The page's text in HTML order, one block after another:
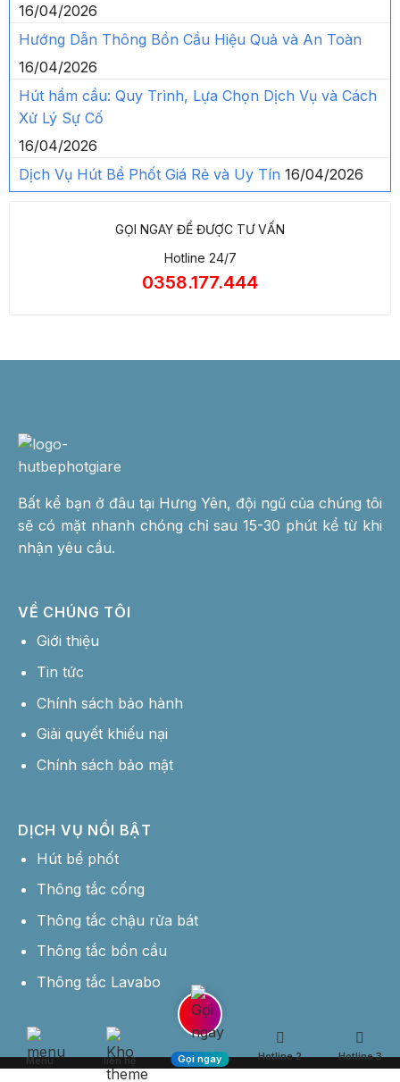
16/04/2026
Hướng Dẫn Thông Bồn Cầu Hiệu Quả và An Toàn
16/04/2026
Hút hầm cầu: Quy Trình, Lựa Chọn Dịch Vụ và Cách
Xử Lý Sự Cố
16/04/2026
Dịch Vụ Hút Bể Phốt Giá Rẻ và Uy Tín 16/04/2026
GỌI NGAY ĐỂ ĐƯỢC TƯ VẤN
Hotline 24/7
0358.177.444
Bất kể bạn ở đâu tại Hưng Yên, đội ngũ của chúng tôi
sẽ có mặt nhanh chóng chỉ sau 15-30 phút kể từ khi
nhận yêu cầu.
VỀ CHÚNG TÔI
Giới thiệu
Tin tức
Chính sách bảo hành
Giải quyết khiếu nại
Chính sách bảo mật
DỊCH VỤ NỔI BẬT
Hút bể phốt
Thông tắc cống
Thông tắc chậu rửa bát
Thông tắc bồn cầu
Thông tắc Lavabo
Hotline: 0358 177 444
Menu liên hệ Gọi ngay Hotline 2 Hotline 3